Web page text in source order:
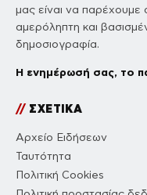
μας είναι να παρέχουμε
αμερόληπτη και
δημοσιογραφία.
Η ενημέρωσή σας, το
//ΣΧΕΤΙΚΑ
Αρχείο Ειδήσεων
Ταυτότητα
Πολιτική Cookies